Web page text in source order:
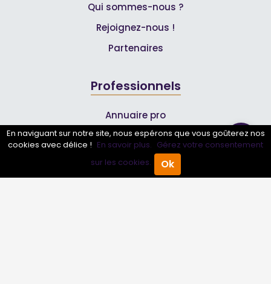
Annuaire Pro Agenda
Qui sommes-nous ?
Rejoignez-nous !
Partenaires
Professionnels
Annuaire pro
Inscrire mon entreprise
Les Abonnements Pros
En naviguant sur notre site, nous espérons que vous goûterez nos
cookies avec délice ! En savoir plus. Gérez votre consentement
sur les cookies.
Ok